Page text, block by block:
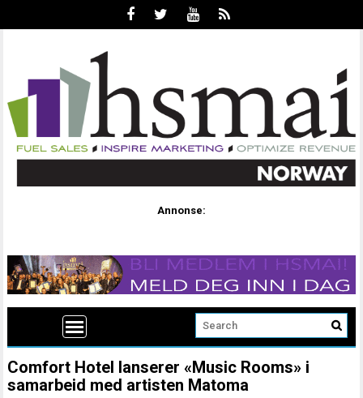
Annonse:
Comfort Hotel lanserer «Music Rooms» i
samarbeid med artisten Matoma